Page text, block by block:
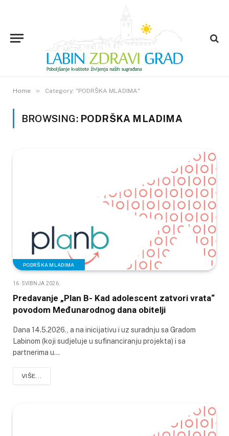
Home » Category: "PODRŠKA MLADIMA"
BROWSING: PODRŠKA MLADIMA
PODRŠKA MLADIMA
16. SVIBNJA 2026.
Predavanje „Plan B- Kad adolescent zatvori vrata“
povodom Međunarodnog dana obitelji
Dana 14.5.2026., a na inicijativu i uz suradnju sa Gradom
Labinom (koji sudjeluje u sufinanciranju projekta) i sa
partnerima u…
VIŠE...